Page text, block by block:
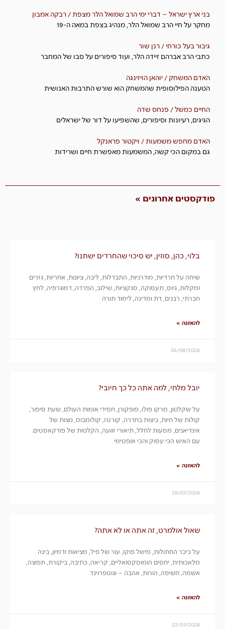
בני ארץ ישראל – דברי ימי הרב שמואל הלר מצפת / רבקה אמבון
מחקר על חיי הרב שמואל הלר, מנהיג בצפת במאה ה-19
גיבור בעל כורחי / רנן שור
כתבי הרב אברהם זיידה הלר, ועוד סיפורים על סבו של המחבר
האדם המשחק / יוהאן הויזינגה
הטענה הפילוסופית שהמשחק הוא שורש התרבות האנושית
החיים כמשל / פנחס שדה
הגיגים, רעיונות וסיפורים, שהשפיעו על דור של ישראלים
האדם מחפש משמעות / ויקטור פראנקל
גם במקום הכי קשה, המשמעות מאפשרת חיים ושרידות
פודקסטים אחרונים »
בלוי, כהן, סוזין, יש סיכוי שהחרדים ישתנו?
שיחה על חרדיות, מודרניות, התבדלות, ליבה, ציונות, אחריות, גזרים
ומקלות, גיוס, תעסוקה, סנקציות, שילוב, הפרדה, דמוגרפיה, לחץ
חברתי, רבנים, דת ומדינה, לימוד תורה
להאזנה »
05/08/2026
יובל מלחי, למה אתה כל כך חיובי?
על שקלטון, מרקו פולו, פופקורן, חסידי אומות העולם, שעת סיפור,
קולות של חיות, ביצות בחדרה, קורטז, קולומבוס, נוצות של
אינדיאנים, מסעות לחלל, תיאורי זוועה, הקלטות של פודקאסטים.
עם האיש הכי עסוק והכי אופטימי
להאזנה »
29/07/2026
שאול אולמרט, זה אתה או לא אתה?
על כיכר החתולות, מישל פוקו, עור של פיל, מציאות ודמיון, בינה
מלאכותית, יחסים הומוסקסואליים, קריאה, כתיבה, ביקורת, תפוצה,
אשמה, חשיפה, הורות, אהבה – וגוטפרוינד
להאזנה »
22/07/2026